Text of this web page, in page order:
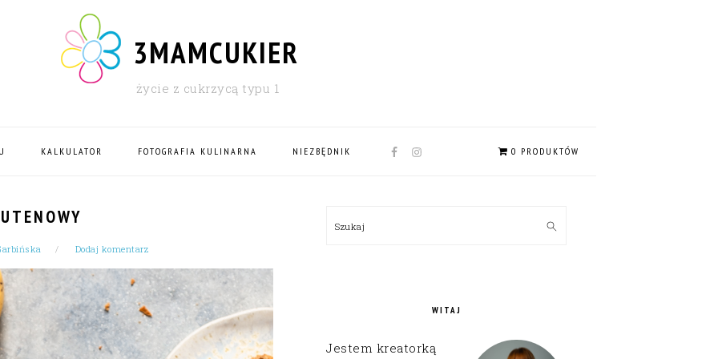
3MAMCUKIER
życie z cukrzycą typu 1
KALKULATOR FOTOGRAFIA KULINARNA NIEZBĘDNIK
NAV
0 PRODUKTÓW
Dodaj komentarz
SIDEBAR
Szukaj
WITAJ
Jestem kreatorką